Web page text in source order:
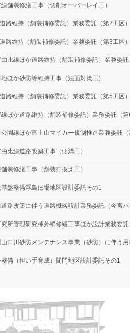
舗装修繕工事（切削オーバーレイ工）
路維持（舗装補修委託）業務委託（第2工区）
路維持（舗装補修委託）業務委託（第3工区）
比線ほか道路維持（舗装補修委託）業務委託（
ほか砂防等維持工事（法面対策工）
路維持（舗装補修委託）業務委託（第5工区）
ほか道路維持（舗装補修委託）業務委託（第6
園線ほか富士山マイカー規制推進業務委託（富
比線道路改築工事（側溝工）
装修繕工事（舗装打換え工）
盤整備浮島ほ場地区設計委託その1
路改築に伴う道路概略設計業務委託（今宮バイ
所管理研究棟外壁修繕工事ほか設計業務委託
口川砂防メンテナンス事業（砂防）に伴う用地
備（担い手育成）間門地区設計委託その1